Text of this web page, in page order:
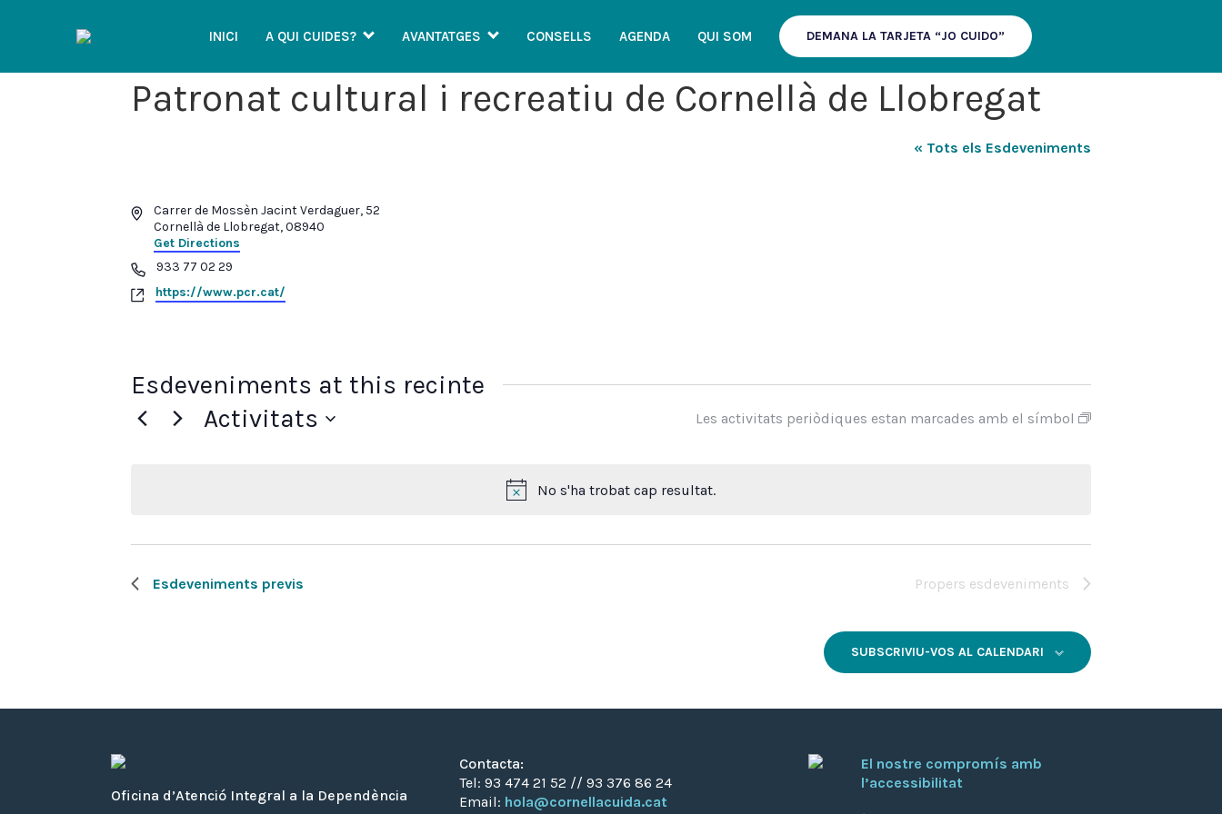
INICI A QUI CUIDES? AVANTATGES CONSELLS AGENDA QUI SOM DEMANA LA TARJETA “JO CUIDO”
Avís
No s'ha trobat cap resultat.
Patronat cultural i recreatiu de Cornellà de Llobregat
« Tots els Esdeveniments
AddressCarrer de Mossèn Jacint Verdaguer, 52
Cornellà de Llobregat,08940
Get Directions
Phone933 77 02 29
Websitehttps://www.pcr.cat/
Esdeveniments at this recinte
Activitats
Les activitats periòdiques estan marcades amb el símbol
Esdeveniments previs Propers esdeveniments
SUBSCRIVIU-VOS AL CALENDARI
Oficina d’Atenció Integral a la Dependència
Contacta:
Tel: 93 474 21 52 // 93 376 86 24
Email: hola@cornellacuida.cat
El nostre compromís amb
l’accessibilitat